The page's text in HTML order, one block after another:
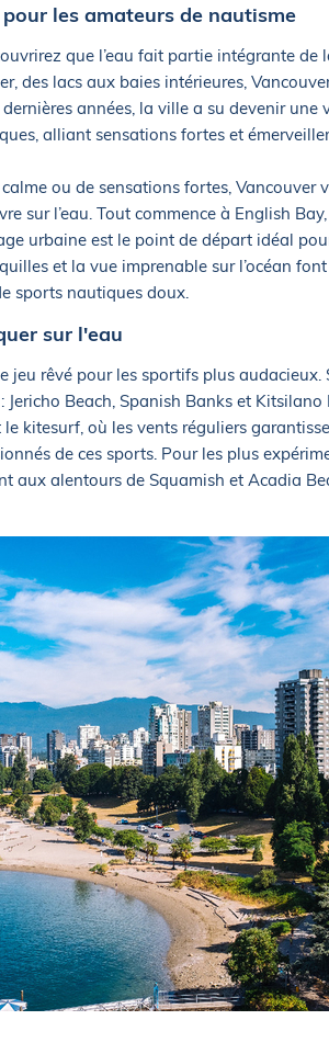
les amateurs de nautisme
que l’eau fait partie intégrante de
des lacs aux baies intérieures,
années, la ville a su devenir une
alliant sensations fortes et
ou de sensations fortes, Vancouver
sur l’eau. Tout commence à English
urbaine est le point de départ idéal
et la vue imprenable sur l’océan
sports nautiques doux.
sur l'eau
jeu rêvé pour les sportifs plus audacieux.
Jericho Beach, Spanish Banks et Kitsilano
kitesurf, où les vents réguliers
de ces sports. Pour les plus
aux alentours de Squamish et Acadia